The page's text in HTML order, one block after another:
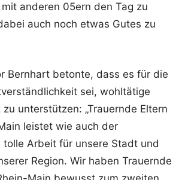
anderen 05ern den Tag zu
auch noch etwas Gutes zu
Bernhart betonte, dass es für die
sei, wohltätige
unterstützen: „Trauernde Eltern
leistet wie auch der
tolle Arbeit für unsere Stadt und
Region. Wir haben Trauernde